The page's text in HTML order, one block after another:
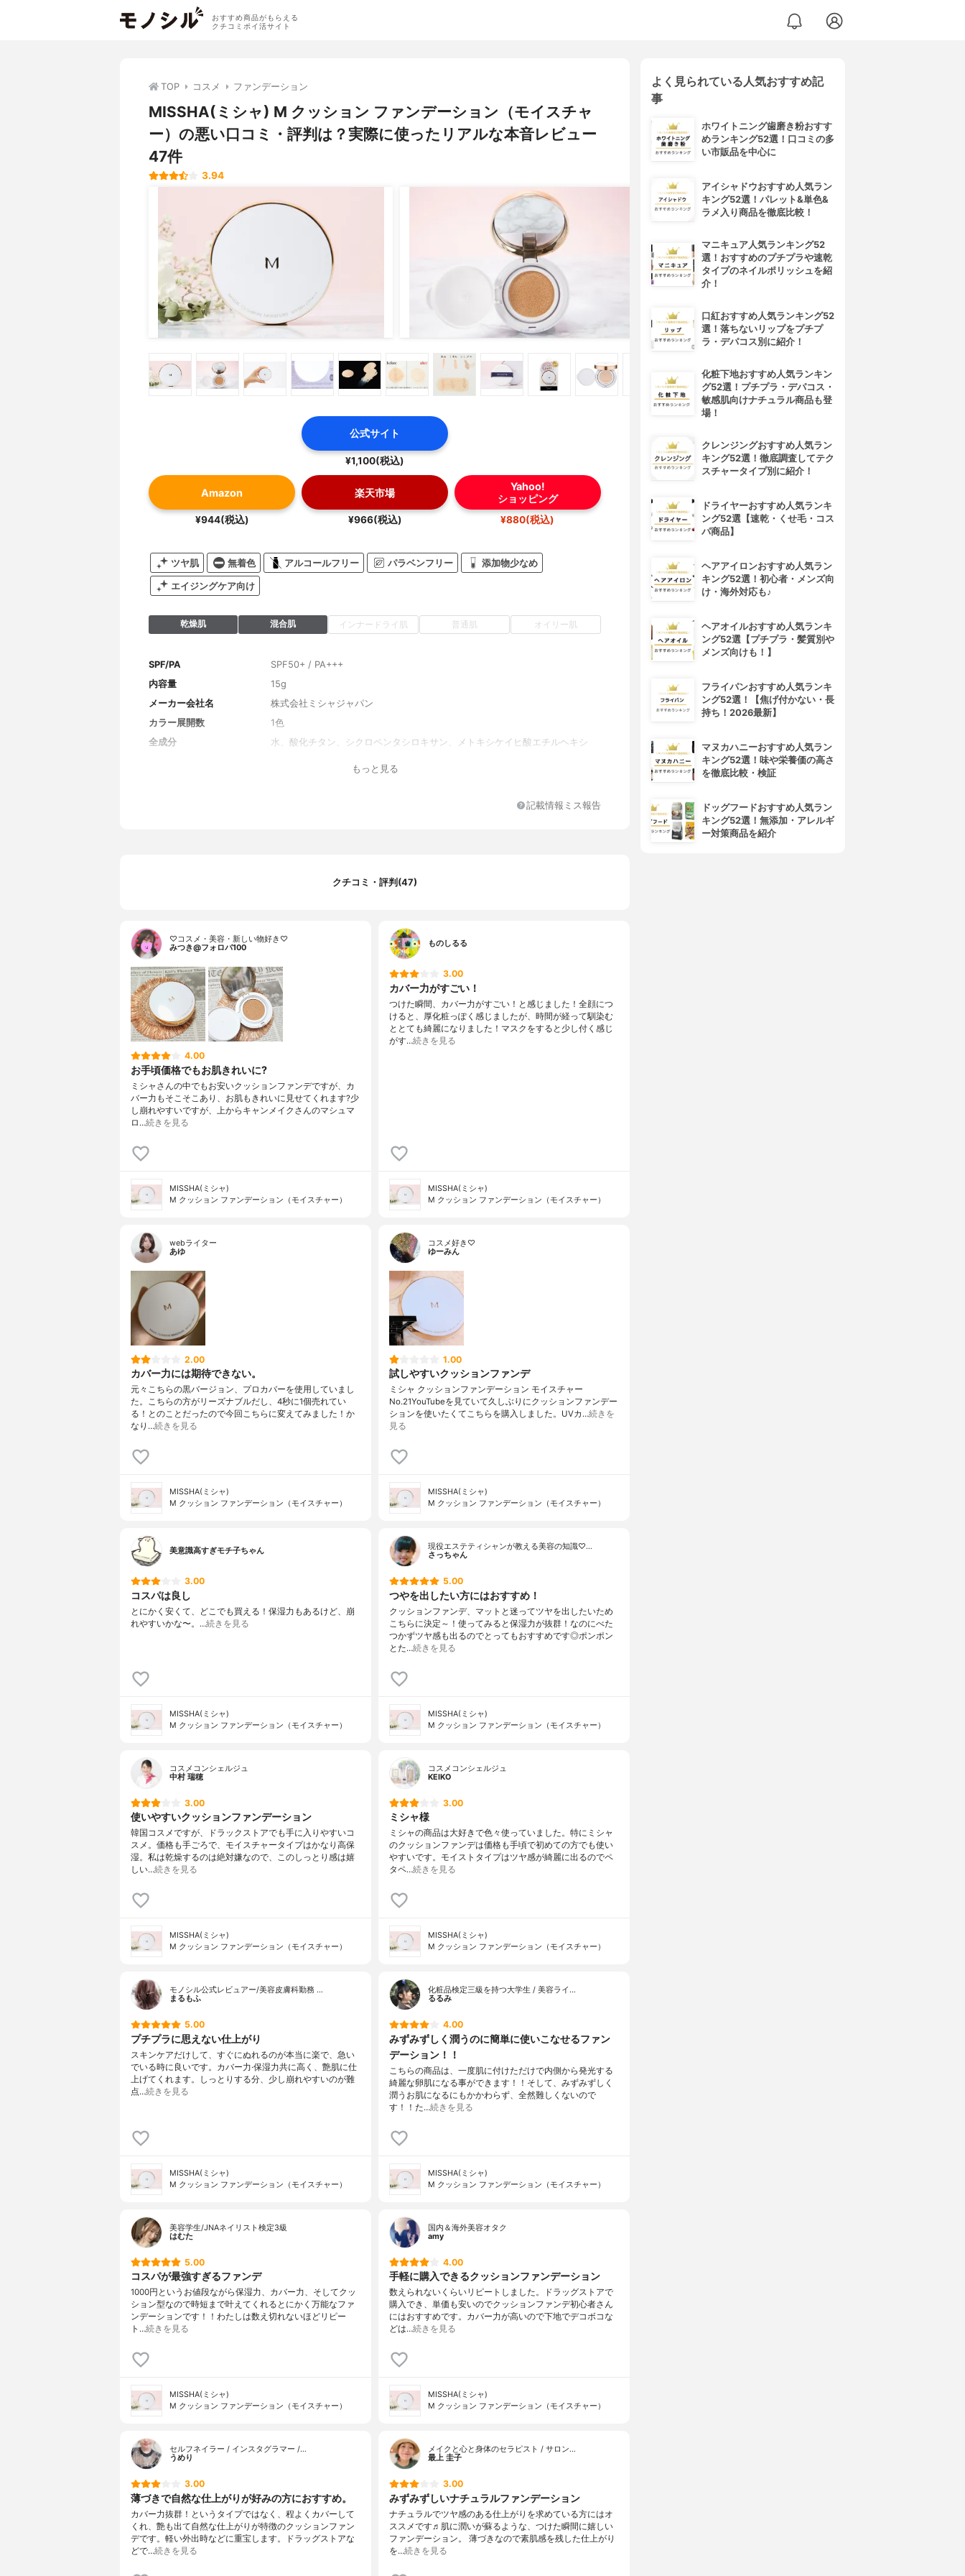
おすすめ商品がもらえる
クチコミポイ活サイト
TOP コスメ ファンデーション
MISSHA(ミシャ) M クッション ファンデーション（モイスチャ
ー）の悪い口コミ・評判は？実際に使ったリアルな本音レビュー
47件
3.94
公式サイト
¥1,100(税込)
Amazon
¥944(税込)
楽天市場
¥966(税込)
Yahoo!
ショッピング
¥880(税込)
ツヤ肌 無着色 アルコールフリー パラベンフリー 添加物少なめ
エイジングケア向け
乾燥肌 混合肌 インナードライ肌 普通肌 オイリー肌
SPF/PA
SPF50+ / PA+++
内容量
15g
メーカー会社名
株式会社ミシャジャパン
カラー展開数
1色
全成分
水、酸化チタン、シクロペンタシロキサン、メトキシケイヒ酸エチルヘキシ
ェニルシロキシフェニルトリメチコン、セチルＰＥＧ／ＰＰＧ－１０／１ジメ
ルクロスポリマー、ＰＥＧ－１０ジメチコン、トリシロキサン、酸化鉄、ジフ
酸、アルミナ、トリエトキシカプリリルシラン、水酸化Ａｌ、エチルヘキシル
もっと見る
記載情報ミス報告
クチコミ・評判(47)
♡コスメ・美容・新しい物好き♡
みつき@フォロバ100
4.00
お手頃価格でもお肌きれいに?
ミシャさんの中でもお安いクッションファンデですが、カ
バー力もそこそこあり、お肌もきれいに見せてくれます?少
し崩れやすいですが、上からキャンメイクさんのマシュマ
ロ…続きを見る
MISSHA(ミシャ)
M クッション ファンデーション（モイスチャー）
ものしるる
3.00
カバー力がすごい！
つけた瞬間、カバー力がすごい！と感じました！全顔につ
けると、厚化粧っぽく感じましたが、時間が経って馴染む
ととても綺麗になりました！マスクをすると少し付く感じ
がす…続きを見る
MISSHA(ミシャ)
M クッション ファンデーション（モイスチャー）
webライター
あゆ
2.00
カバー力には期待できない。
元々こちらの黒バージョン、プロカバーを使用していまし
た。こちらの方がリーズナブルだし、4秒に1個売れてい
る！とのことだったので今回こちらに変えてみました！か
なり…続きを見る
MISSHA(ミシャ)
M クッション ファンデーション（モイスチャー）
コスメ好き♡
ゆーみん
1.00
試しやすいクッションファンデ
ミシャ クッションファンデーション モイスチャー
No.21YouTubeを見ていて久しぶりにクッションファンデー
ションを使いたくてこちらを購入しました。UVカ…続きを
見る
MISSHA(ミシャ)
M クッション ファンデーション（モイスチャー）
美意識高すぎモチ子ちゃん
3.00
コスパは良し
とにかく安くて、どこでも買える！保湿力もあるけど、崩
れやすいかな〜。…続きを見る
MISSHA(ミシャ)
M クッション ファンデーション（モイスチャー）
現役エステティシャンが教える美容の知識♡…
さっちゃん
5.00
つやを出したい方にはおすすめ！
クッションファンデ、マットと迷ってツヤを出したいため
こちらに決定～！使ってみると保湿力が抜群！なのにべた
つかずツヤ感も出るのでとってもおすすめです◎ポンポン
とた…続きを見る
MISSHA(ミシャ)
M クッション ファンデーション（モイスチャー）
コスメコンシェルジュ
中村 瑞穂
3.00
使いやすいクッションファンデーション
韓国コスメですが、ドラックストアでも手に入りやすいコ
スメ。価格も手ごろで、モイスチャータイプはかなり高保
湿。私は乾燥するのは絶対嫌なので、このしっとり感は嬉
しい…続きを見る
MISSHA(ミシャ)
M クッション ファンデーション（モイスチャー）
コスメコンシェルジュ
KEIKO
3.00
ミシャ様
ミシャの商品は大好きで色々使っていました。特にミシャ
のクッションファンデは価格も手頃で初めての方でも使い
やすいです。モイストタイプはツヤ感が綺麗に出るのでペ
タペ…続きを見る
MISSHA(ミシャ)
M クッション ファンデーション（モイスチャー）
モノシル公式レビュアー/美容皮膚科勤務 …
まるもふ
5.00
プチプラに思えない仕上がり
スキンケアだけして、すぐにぬれるのが本当に楽で、急い
でいる時に良いです。カバー力·保湿力共に高く、艶肌に仕
上げてくれます。しっとりする分、少し崩れやすいのが難
点…続きを見る
MISSHA(ミシャ)
M クッション ファンデーション（モイスチャー）
化粧品検定三級を持つ大学生 / 美容ライ…
るるみ
4.00
みずみずしく潤うのに簡単に使いこなせるファン
デーション！！
こちらの商品は、一度肌に付けただけで内側から発光する
綺麗な卵肌になる事ができます！！そして、みずみずしく
潤うお肌になるにもかかわらず、全然難しくないので
す！！た…続きを見る
MISSHA(ミシャ)
M クッション ファンデーション（モイスチャー）
美容学生/JNAネイリスト検定3級
はむた
5.00
コスパが最強すぎるファンデ
1000円というお値段ながら保湿力、カバー力、そしてクッ
ション型なので時短まで叶えてくれるとにかく万能なファ
ンデーションです！！わたしは数え切れないほどリピー
ト…続きを見る
MISSHA(ミシャ)
M クッション ファンデーション（モイスチャー）
国内＆海外美容オタク
amy
4.00
手軽に購入できるクッションファンデーション
数えられないくらいリピートしました。ドラッグストアで
購入でき、単価も安いのでクッションファンデ初心者さん
にはおすすめです。カバー力が高いので下地でデコボコな
どは…続きを見る
MISSHA(ミシャ)
M クッション ファンデーション（モイスチャー）
セルフネイラー / インスタグラマー /…
うめり
3.00
薄づきで自然な仕上がりが好みの方におすすめ。
カバー力抜群！というタイプではなく、程よくカバーして
くれ、艶も出て自然な仕上がりが特徴のクッションファン
デです。軽い外出時などに重宝します。ドラッグストアな
どで…続きを見る
メイクと心と身体のセラピスト / サロン…
最上 圭子
3.00
みずみずしいナチュラルファンデーション
ナチュラルでツヤ感のある仕上がりを求めている方にはオ
ススメです♬肌に潤いが蘇るような、つけた瞬間に嬉しい
ファンデーション。 薄づきなので素肌感を残した仕上がり
を…続きを見る
よく見られている人気おすすめ記
事
ホワイトニング歯磨き粉おすす
めランキング52選！口コミの多
い市販品を中心に
アイシャドウおすすめ人気ラン
キング52選！パレット&単色&
ラメ入り商品を徹底比較！
マニキュア人気ランキング52
選！おすすめのプチプラや速乾
タイプのネイルポリッシュを紹
介！
口紅おすすめ人気ランキング52
選！落ちないリップをプチプ
ラ・デパコス別に紹介！
化粧下地おすすめ人気ランキン
グ52選！プチプラ・デパコス・
敏感肌向けナチュラル商品も登
場！
クレンジングおすすめ人気ラン
キング52選！徹底調査してテク
スチャータイプ別に紹介！
ドライヤーおすすめ人気ランキ
ング52選【速乾・くせ毛・コス
パ商品】
ヘアアイロンおすすめ人気ラン
キング52選！初心者・メンズ向
け・海外対応も♪
ヘアオイルおすすめ人気ランキ
ング52選【プチプラ・髪質別や
メンズ向けも！】
フライパンおすすめ人気ランキ
ング52選！【焦げ付かない・長
持ち！2026最新】
マヌカハニーおすすめ人気ラン
キング52選！味や栄養価の高さ
を徹底比較・検証
ドッグフードおすすめ人気ラン
キング52選！無添加・アレルギ
ー対策商品を紹介